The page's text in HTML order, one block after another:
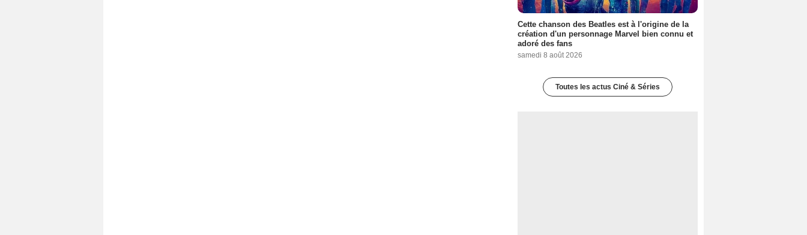
Cette chanson des Beatles est à l'origine de la
création d'un personnage Marvel bien connu et
adoré des fans
samedi 8 août 2026
Toutes les actus Ciné & Séries